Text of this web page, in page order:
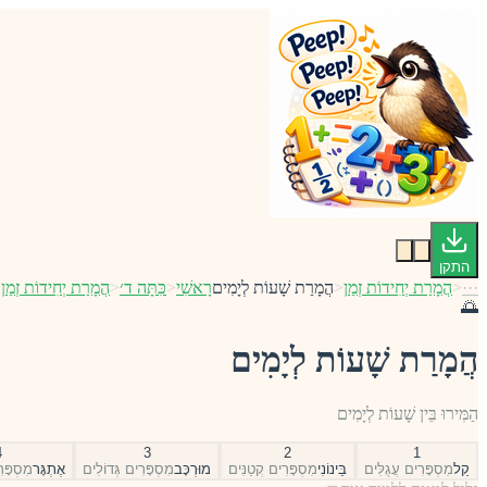
התקן
···
<הֲמָרַת יְחִידוֹת זְמַן<הֲמָרַת שָׁעוֹת לְיָמִיםרָאשִׁי<כִּתָּה ד׳<הֲמָרַת יְחִידוֹת זְמַן
🌅
הֲמָרַת שָׁעוֹת לְיָמִים
הַמִּירוּ בֵּין שָׁעוֹת לְיָמִים
1
קַלמִסְפָּרִים עֲגֻלִּים
2
בֵּינוֹנִימִסְפָּרִים קְטַנִּים
3
מוּרְכָּבמִסְפָּרִים גְּדוֹלִים
אֶתְגָּר